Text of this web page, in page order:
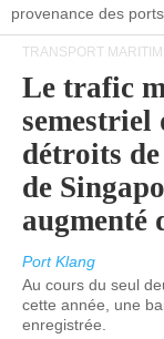
provenance des
TRANSPORT
Le trafic
semestriel
détroits
de
augmenté
Port Klang
Au cours du seul
cette année, une
enregistrée.